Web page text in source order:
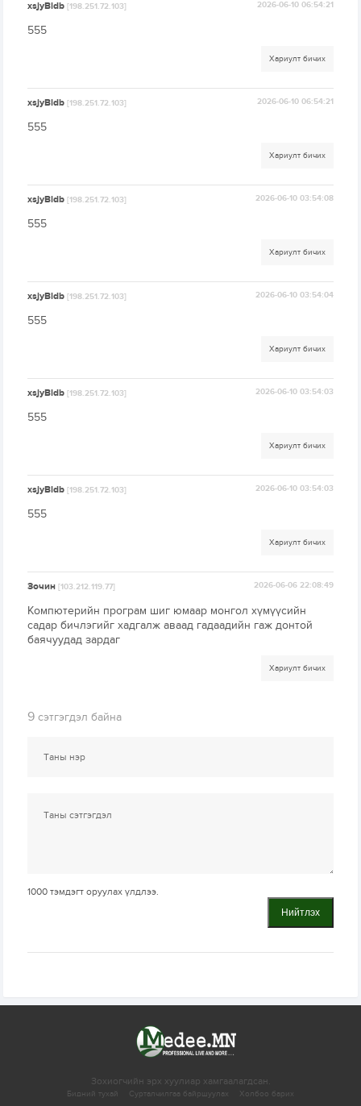
xsjyBldb[198.251.72.103] 2026-06-10 06:54:21
555
Хариулт бичих
xsjyBldb[198.251.72.103] 2026-06-10 06:54:21
555
Хариулт бичих
xsjyBldb[198.251.72.103] 2026-06-10 03:54:08
555
Хариулт бичих
xsjyBldb[198.251.72.103] 2026-06-10 03:54:04
555
Хариулт бичих
xsjyBldb[198.251.72.103] 2026-06-10 03:54:03
555
Хариулт бичих
xsjyBldb[198.251.72.103] 2026-06-10 03:54:03
555
Хариулт бичих
Зочин[103.212.119.77] 2026-06-06 22:08:49
Компютерийн програм шиг юмаар монгол хүмүүсийн
садар бичлэгийг хадгалж аваад гадаадийн гаж донтой
баячуудад зардаг
Хариулт бичих
9 сэтгэгдэл байна
1000 тэмдэгт оруулах үлдлээ.
Нийтлэх
Зохиогчийн эрх хуулиар хамгаалагдсан.
Бидний тухай Сурталчилгаа байршуулах Холбоо барих